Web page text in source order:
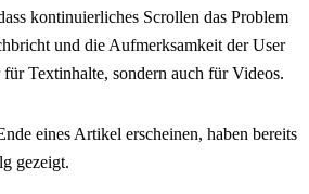
kontinuierliches Scrollen das Problem
und die Aufmerksamkeit der User
Textinhalte, sondern auch für Videos.
eines Artikel erscheinen, haben bereits
gezeigt.